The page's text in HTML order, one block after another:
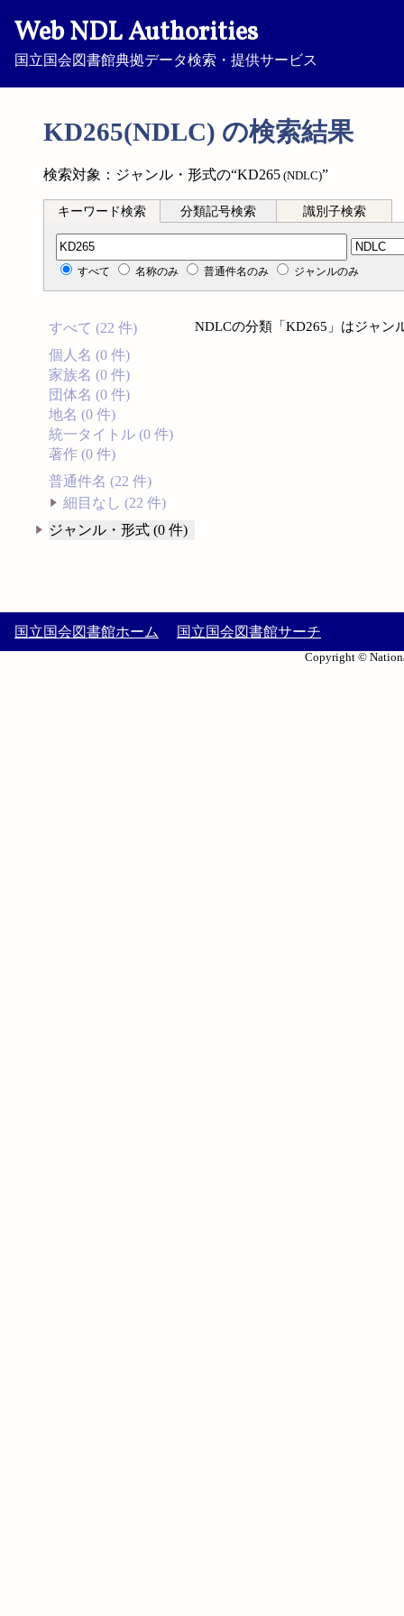
Web NDL Authorities
国立国会図書館典拠データ検索・提供サービス
KD265(NDLC) の検索結果
検索対象：ジャンル・形式の“KD265 (NDLC)”
キーワード検索 分類記号検索 識別子検索
分類記号検索
すべて 名称のみ 普通件名のみ ジャンルのみ
すべて (22 件)
個人名 (0 件)
家族名 (0 件)
団体名 (0 件)
地名 (0 件)
統一タイトル (0 件)
著作 (0 件)
普通件名 (22 件)
細目なし (22 件)
ジャンル・形式 (0 件)
NDLCの分類「KD265」はジャン
国立国会図書館ホーム 国立国会図書館サーチ
Copyright ©